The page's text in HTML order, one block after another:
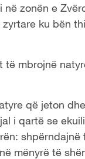
zonën e
ku bën
të mbrojnë
që jeton
i qartë se
shpërndajnë
mënyrë të